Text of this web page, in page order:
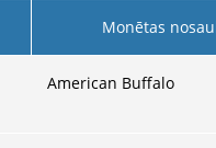
Monētas
American Buffalo